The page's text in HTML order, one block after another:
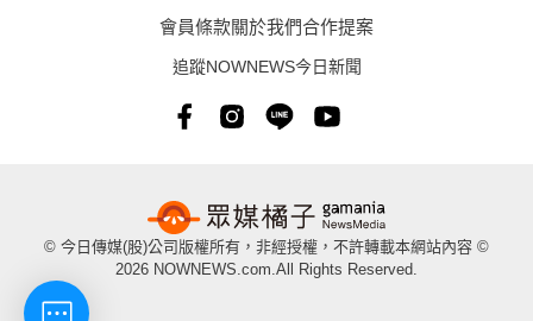
會員條款關於我們合作提案
追蹤NOWNEWS今日新聞
© 今日傳媒(股)公司版權所有，非經授權，不許轉載本網站內容 ©
2026 NOWNEWS.com.All Rights Reserved.